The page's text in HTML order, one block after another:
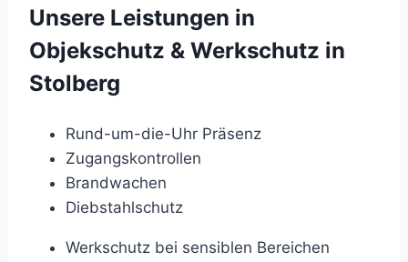
Unsere Leistungen in
Objekschutz & Werkschutz in
Stolberg
Rund-um-die-Uhr Präsenz
Zugangskontrollen
Brandwachen
Diebstahlschutz
Werkschutz bei sensiblen Bereichen